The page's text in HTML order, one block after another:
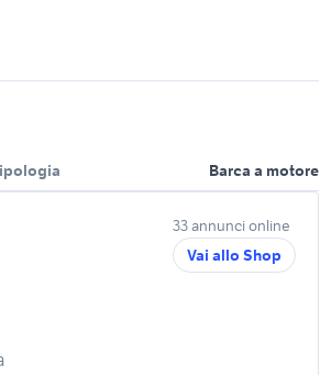
Barca a motore
33 annunci online
Vai allo Shop